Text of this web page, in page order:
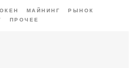
МАЙНИНГ
РЫНОК
ПРОЧЕЕ